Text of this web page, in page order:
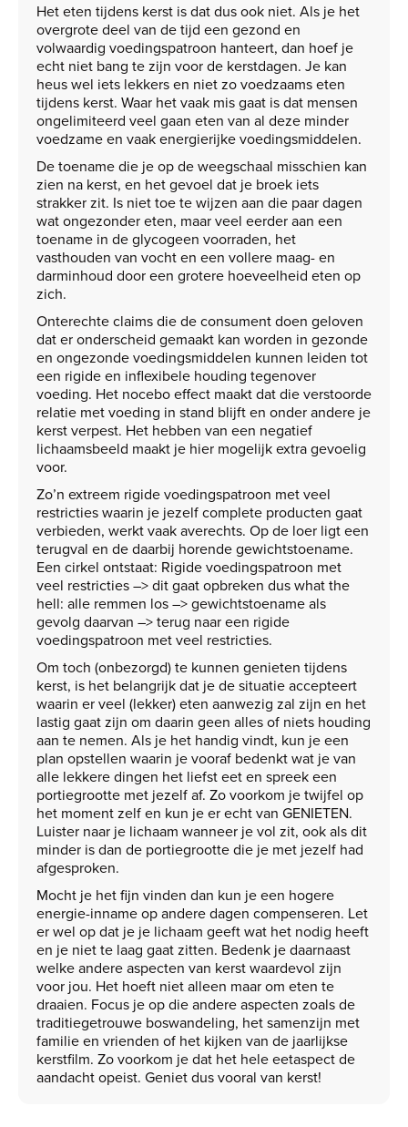
Het eten tijdens kerst is dat dus ook niet. Als je het
overgrote deel van de tijd een gezond en
volwaardig voedingspatroon hanteert, dan hoef je
echt niet bang te zijn voor de kerstdagen. Je kan
heus wel iets lekkers en niet zo voedzaams eten
tijdens kerst. Waar het vaak mis gaat is dat mensen
ongelimiteerd veel gaan eten van al deze minder
voedzame en vaak energierijke voedingsmiddelen.
De toename die je op de weegschaal misschien kan
zien na kerst, en het gevoel dat je broek iets
strakker zit. Is niet toe te wijzen aan die paar dagen
wat ongezonder eten, maar veel eerder aan een
toename in de glycogeen voorraden, het
vasthouden van vocht en een vollere maag- en
darminhoud door een grotere hoeveelheid eten op
zich.
Onterechte claims die de consument doen geloven
dat er onderscheid gemaakt kan worden in gezonde
en ongezonde voedingsmiddelen kunnen leiden tot
een rigide en inflexibele houding tegenover
voeding. Het nocebo effect maakt dat die verstoorde
relatie met voeding in stand blijft en onder andere je
kerst verpest. Het hebben van een negatief
lichaamsbeeld maakt je hier mogelijk extra gevoelig
voor.
Zo’n extreem rigide voedingspatroon met veel
restricties waarin je jezelf complete producten gaat
verbieden, werkt vaak averechts. Op de loer ligt een
terugval en de daarbij horende gewichtstoename.
Een cirkel ontstaat: Rigide voedingspatroon met
veel restricties –> dit gaat opbreken dus what the
hell: alle remmen los –> gewichtstoename als
gevolg daarvan –> terug naar een rigide
voedingspatroon met veel restricties.
Om toch (onbezorgd) te kunnen genieten tijdens
kerst, is het belangrijk dat je de situatie accepteert
waarin er veel (lekker) eten aanwezig zal zijn en het
lastig gaat zijn om daarin geen alles of niets houding
aan te nemen. Als je het handig vindt, kun je een
plan opstellen waarin je vooraf bedenkt wat je van
alle lekkere dingen het liefst eet en spreek een
portiegrootte met jezelf af. Zo voorkom je twijfel op
het moment zelf en kun je er echt van GENIETEN.
Luister naar je lichaam wanneer je vol zit, ook als dit
minder is dan de portiegrootte die je met jezelf had
afgesproken.
Mocht je het fijn vinden dan kun je een hogere
energie-inname op andere dagen compenseren. Let
er wel op dat je je lichaam geeft wat het nodig heeft
en je niet te laag gaat zitten. Bedenk je daarnaast
welke andere aspecten van kerst waardevol zijn
voor jou. Het hoeft niet alleen maar om eten te
draaien. Focus je op die andere aspecten zoals de
traditiegetrouwe boswandeling, het samenzijn met
familie en vrienden of het kijken van de jaarlijkse
kerstfilm. Zo voorkom je dat het hele eetaspect de
aandacht opeist. Geniet dus vooral van kerst!